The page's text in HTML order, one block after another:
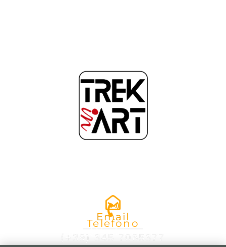
Email
Telefono
(+39) 345 7065377